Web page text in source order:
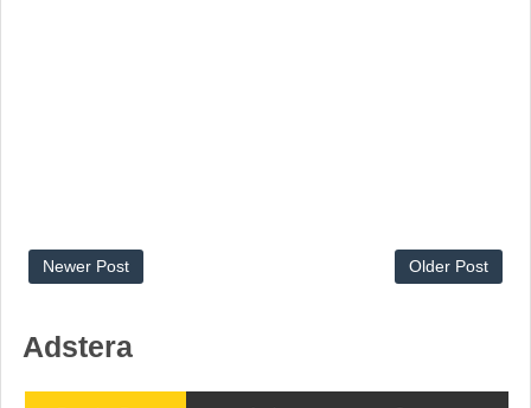
Newer Post Older Post
Adstera